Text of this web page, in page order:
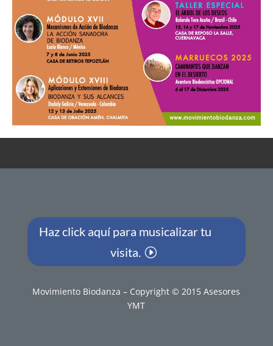
Haz click aquí para musicalizar tu
visita.
Movimiento Biodanza – Copyright © 2015 Asesores
YMT